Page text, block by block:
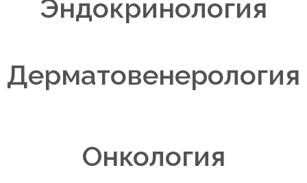
Эндокринология
Дерматовенерология
Онкология